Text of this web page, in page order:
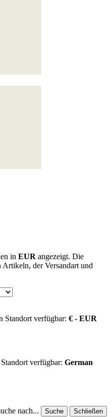
in EUR angezeigt. Die
Artikeln, der Versandart und
Standort verfügbar: € - EUR
verfügbar: German
nach... Suche
Schließen